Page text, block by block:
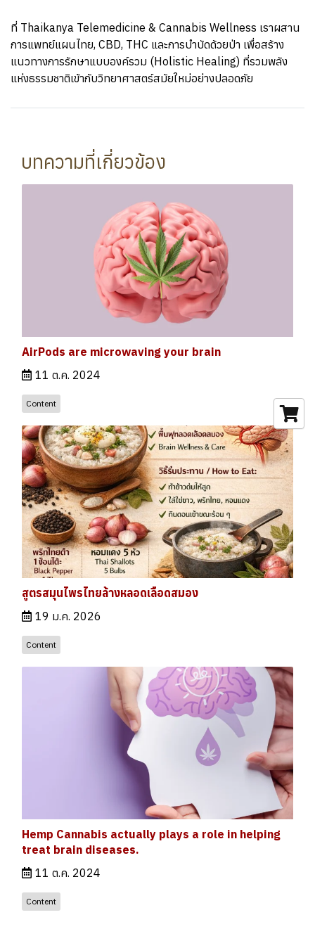
ที่ Thaikanya Telemedicine & Cannabis Wellness เราผสาน
การแพทย์แผนไทย, CBD, THC และการบำบัดด้วยป่า เพื่อสร้าง
แนวทางการรักษาแบบองค์รวม (Holistic Healing) ที่รวมพลัง
แห่งธรรมชาติเข้ากับวิทยาศาสตร์สมัยใหม่อย่างปลอดภัย
บทความที่เกี่ยวข้อง
AirPods are microwaving your brain
11 ต.ค. 2024
Content
สูตรสมุนไพรไทยล้างหลอดเลือดสมอง
19 ม.ค. 2026
Content
Hemp Cannabis actually plays a role in helping
treat brain diseases.
11 ต.ค. 2024
Content